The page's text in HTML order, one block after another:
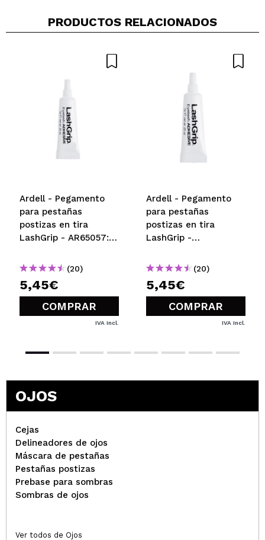
PRODUCTOS RELACIONADOS
Ardell - Pegamento
para pestañas
postizas en tira
LashGrip - AR65057:
(20)
5,45€
COMPRAR
IVA Incl.
Ardell - Pegamento
para pestañas
postizas en tira
LashGrip -
(20)
5,45€
COMPRAR
IVA Incl.
OJOS
Cejas
Delineadores de ojos
Máscara de pestañas
Pestañas postizas
Prebase para sombras
Sombras de ojos
Ver todos de Ojos